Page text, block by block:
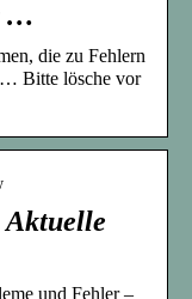
…
die zu Fehlern
Bitte lösche vor
und Fehler –